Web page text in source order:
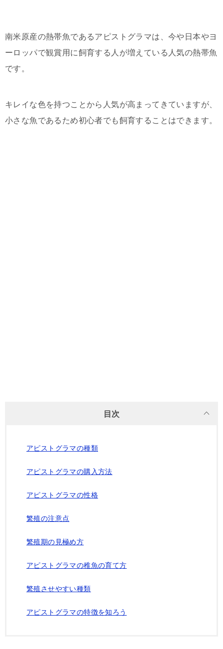
南米原産の熱帯魚であるアピストグラマは、今や日本やヨ
ーロッパで観賞用に飼育する人が増えている人気の熱帯魚
です。
キレイな色を持つことから人気が高まってきていますが、
小さな魚であるため初心者でも飼育することはできます。
目次
アピストグラマの種類
アピストグラマの購入方法
アピストグラマの性格
繁殖の注意点
繁殖期の見極め方
アピストグラマの稚魚の育て方
繁殖させやすい種類
アピストグラマの特徴を知ろう